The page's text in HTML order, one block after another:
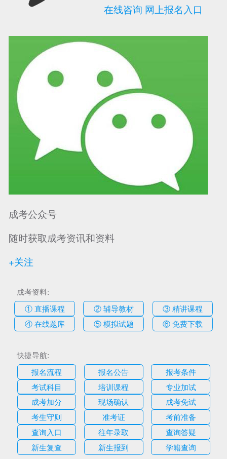
可信网站信用评 网络警察提醒你 诚信网站
在线咨询 网上报名入口
成考公众号
随时获取成考资讯和资料
+关注
成考资料:
① 直播课程
② 辅导教材
③ 精讲课程
④ 在线题库
⑤ 模拟试题 ⑥ 免费下载
快捷导航:
报名流程
报名公告
报考条件
考试科目
培训课程
专业加试
成考加分
现场确认
成考免试
考生守则
准考证
考前准备
查询入口
往年录取
查询答疑
新生复查
新生报到 学籍查询